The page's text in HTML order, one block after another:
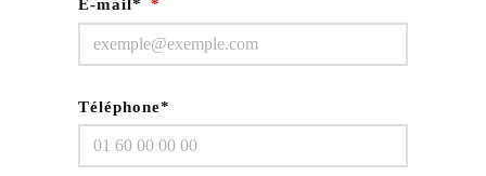
E-mail*
Téléphone*